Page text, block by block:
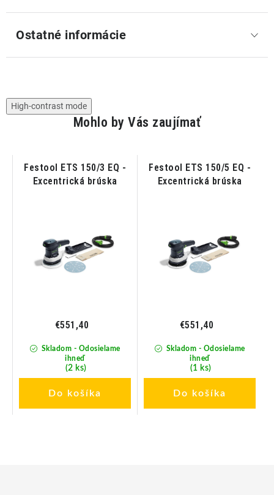
Ostatné informácie
High-contrast mode
Mohlo by Vás zaujímať
Festool ETS 150/3 EQ -
Excentrická brúska
Skladom - Odosielame
ihneď
(2 ks)
€551,40
Do košíka
Festool ETS 150/5 EQ -
Excentrická brúska
Skladom - Odosielame
ihneď
(1 ks)
€551,40
Do košíka